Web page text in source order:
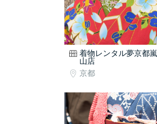
着物レンタル夢京都嵐
山店
京都